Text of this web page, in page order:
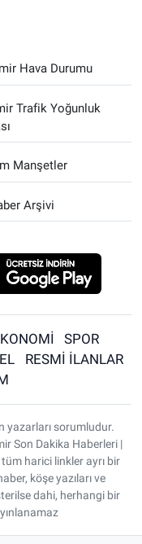
Hava Durumu
Trafik Yoğunluk
Manşetler
Arşivi
SPOR
RESMİ İLANLAR
yazarları sorumludur.
Son Dakika Haberleri |
harici linkler ayrı bir
köşe yazıları ve
dahi, herhangi bir